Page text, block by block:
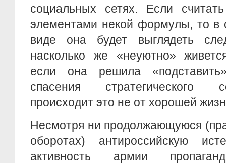
социальных сетях. Если
элементами некой формулы, то в
виде она будет выглядеть
насколько же «неуютно»
если она решила
спасения стратегического
происходит это не от хорошей
Несмотря ни продолжающуюся
оборотах) антироссийскую
активность армии